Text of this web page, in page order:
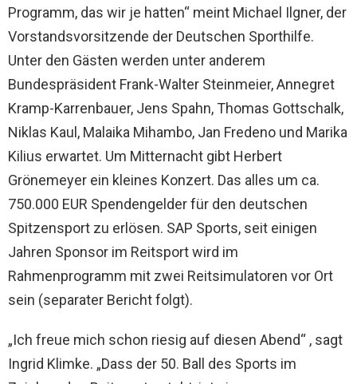
Programm, das wir je hatten“ meint Michael Ilgner, der
Vorstandsvorsitzende der Deutschen Sporthilfe.
Unter den Gästen werden unter anderem
Bundespräsident Frank-Walter Steinmeier, Annegret
Kramp-Karrenbauer, Jens Spahn, Thomas Gottschalk,
Niklas Kaul, Malaika Mihambo, Jan Fredeno und Marika
Kilius erwartet. Um Mitternacht gibt Herbert
Grönemeyer ein kleines Konzert. Das alles um ca.
750.000 EUR Spendengelder für den deutschen
Spitzensport zu erlösen. SAP Sports, seit einigen
Jahren Sponsor im Reitsport wird im
Rahmenprogramm mit zwei Reitsimulatoren vor Ort
sein (separater Bericht folgt).
„Ich freue mich schon riesig auf diesen Abend“ , sagt
Ingrid Klimke. „Dass der 50. Ball des Sports im